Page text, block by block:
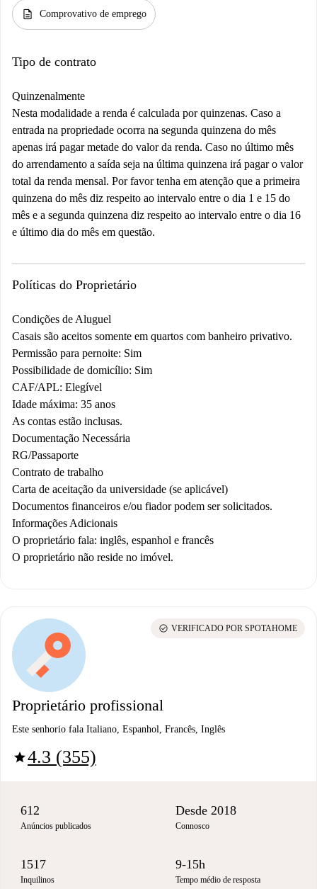
description Comprovativo de emprego
Tipo de contrato
Quinzenalmente
Nesta modalidade a renda é calculada por quinzenas. Caso a
entrada na propriedade ocorra na segunda quinzena do mês
apenas irá pagar metade do valor da renda. Caso no último mês
do arrendamento a saída seja na última quinzena irá pagar o valor
total da renda mensal. Por favor tenha em atenção que a primeira
quinzena do mês diz respeito ao intervalo entre o dia 1 e 15 do
mês e a segunda quinzena diz respeito ao intervalo entre o dia 16
e último dia do mês em questão.
Políticas do Proprietário
Condições de Aluguel
Casais são aceitos somente em quartos com banheiro privativo.
Permissão para pernoite: Sim
Possibilidade de domicílio: Sim
CAF/APL: Elegível
Idade máxima: 35 anos
As contas estão inclusas.
Documentação Necessária
RG/Passaporte
Contrato de trabalho
Carta de aceitação da universidade (se aplicável)
Documentos financeiros e/ou fiador podem ser solicitados.
Informações Adicionais
O proprietário fala: inglês, espanhol e francês
O proprietário não reside no imóvel.
Proprietário profissional
Este senhorio fala Italiano, Espanhol, Francês, Inglês
star4.3 (355)
check_circle VERIFICADO POR SPOTAHOME
612
Anúncios publicados
Desde 2018
Connosco
1517
Inquilinos
9-15h
Tempo médio de resposta